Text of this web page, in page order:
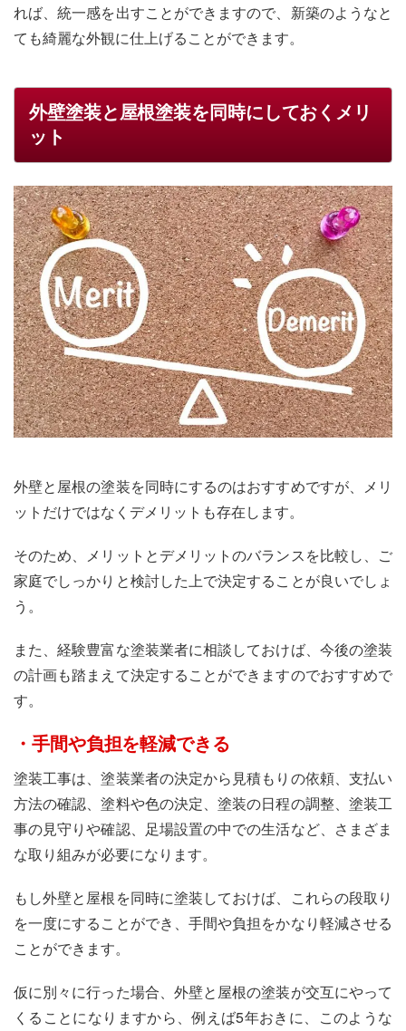
れば、統一感を出すことができますので、新築のようなと
ても綺麗な外観に仕上げることができます。
外壁塗装と屋根塗装を同時にしておくメリ
ット
外壁と屋根の塗装を同時にするのはおすすめですが、メリ
ットだけではなくデメリットも存在します。
そのため、メリットとデメリットのバランスを比較し、ご
家庭でしっかりと検討した上で決定することが良いでしょ
う。
また、経験豊富な塗装業者に相談しておけば、今後の塗装
の計画も踏まえて決定することができますのでおすすめで
す。
・手間や負担を軽減できる
塗装工事は、塗装業者の決定から見積もりの依頼、支払い
方法の確認、塗料や色の決定、塗装の日程の調整、塗装工
事の見守りや確認、足場設置の中での生活など、さまざま
な取り組みが必要になります。
もし外壁と屋根を同時に塗装しておけば、これらの段取り
を一度にすることができ、手間や負担をかなり軽減させる
ことができます。
仮に別々に行った場合、外壁と屋根の塗装が交互にやって
くることになりますから、例えば5年おきに、このような